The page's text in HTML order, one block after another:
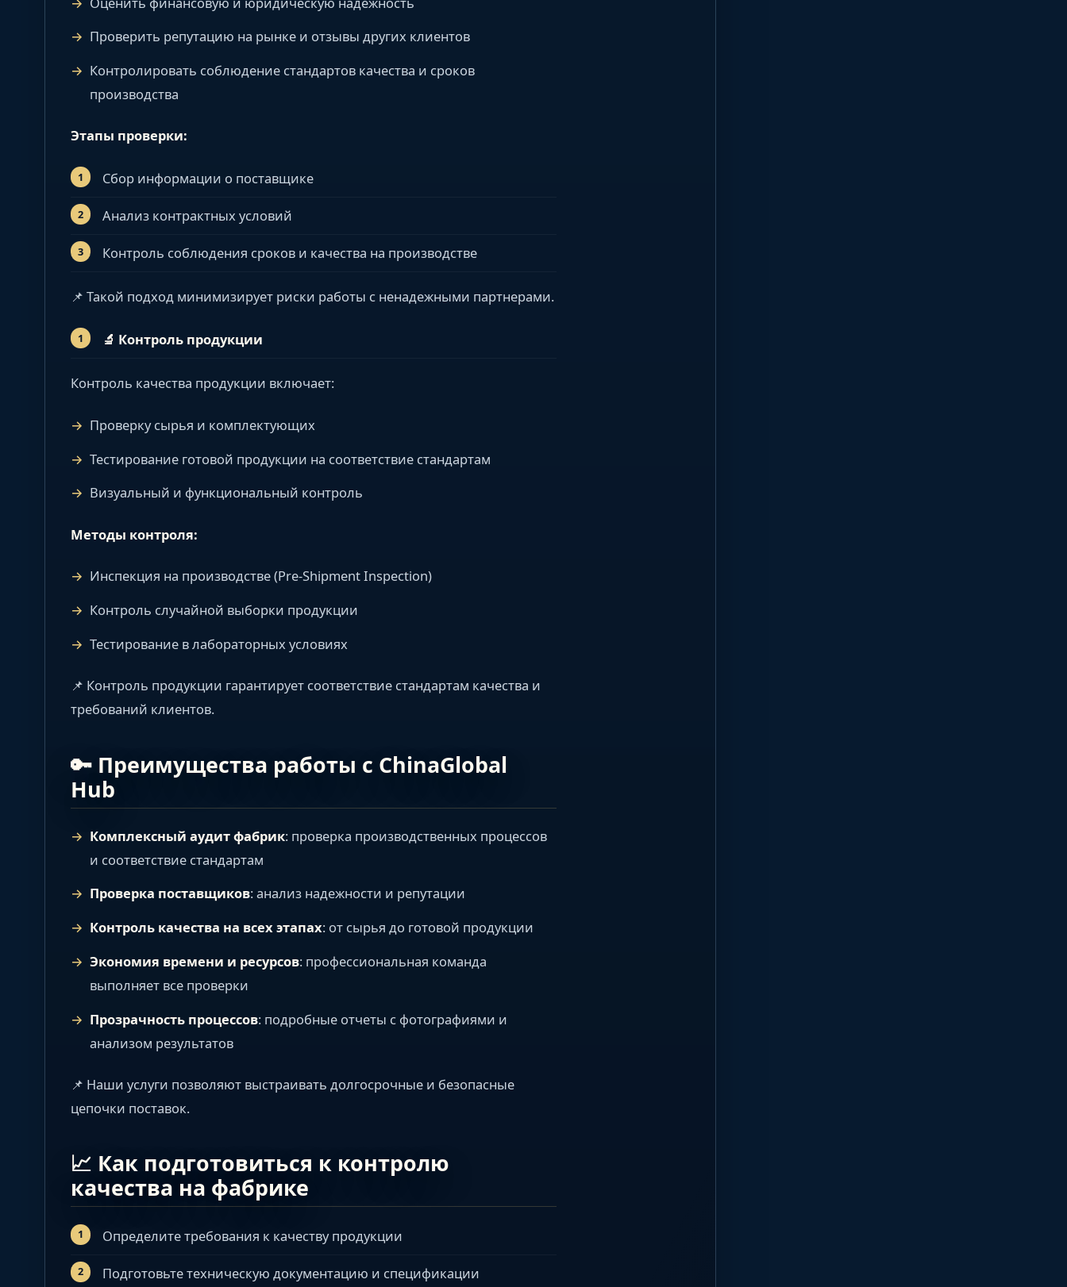
Проверить репутацию на рынке и отзывы других клиентов
Контролировать соблюдение стандартов качества и сроков
производства
Этапы проверки:
Сбор информации о поставщике
Анализ контрактных условий
Контроль соблюдения сроков и качества на производстве
📌 Такой подход минимизирует риски работы с ненадежными партнерами.
🔬 Контроль продукции
Контроль качества продукции включает:
Проверку сырья и комплектующих
Тестирование готовой продукции на соответствие стандартам
Визуальный и функциональный контроль
Методы контроля:
Инспекция на производстве (Pre-Shipment Inspection)
Контроль случайной выборки продукции
Тестирование в лабораторных условиях
📌 Контроль продукции гарантирует соответствие стандартам качества и
требований клиентов.
🔑 Преимущества работы с ChinaGlobal
Hub
Комплексный аудит фабрик: проверка производственных процессов
и соответствие стандартам
Проверка поставщиков: анализ надежности и репутации
Контроль качества на всех этапах: от сырья до готовой продукции
Экономия времени и ресурсов: профессиональная команда
выполняет все проверки
Прозрачность процессов: подробные отчеты с фотографиями и
анализом результатов
📌 Наши услуги позволяют выстраивать долгосрочные и безопасные
цепочки поставок.
📈 Как подготовиться к контролю
качества на фабрике
Определите требования к качеству продукции
Подготовьте техническую документацию и спецификации